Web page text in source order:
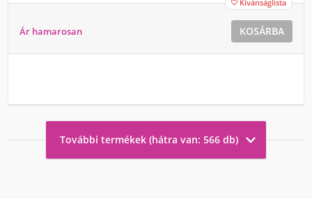
 Kívánságlista
Ár hamarosan KOSÁRBA
További termékek (hátra van: 566 db) 